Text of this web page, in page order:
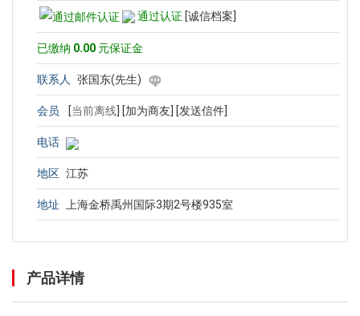
通过认证 [诚信档案]
已缴纳 0.00 元保证金
联系人 张国东(先生)
会员 [当前离线 [加为商友] [发送信件]
电话
地区 江苏
地址 上海金桥禹州国际3期2号楼935室
产品详情